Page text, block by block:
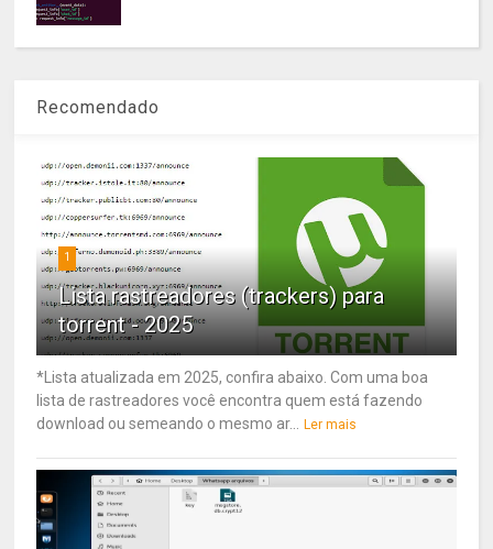
Recomendado
1
Lista rastreadores (trackers) para
torrent - 2025
*Lista atualizada em 2025, confira abaixo. Com uma boa
lista de rastreadores você encontra quem está fazendo
download ou semeando o mesmo ar...
Ler mais